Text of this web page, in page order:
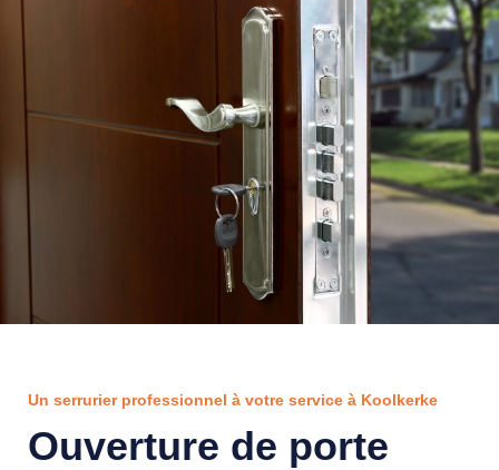
Un serrurier professionnel à votre service à Koolkerke
Ouverture de porte